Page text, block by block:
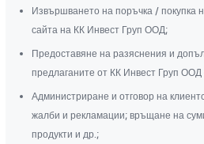
Извършването на поръчка / покупка
сайта на КК Инвест Груп ООД;
Предоставяне на разяснения и
предлаганите от КК Инвест Груп ООД
Администриране и отговор на
жалби и рекламации; връщане на
продукти и др.;